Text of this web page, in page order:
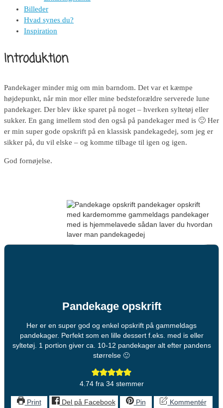
Billeder
Hvad synes du?
Inspiration
Introduktion
Pandekager minder mig om min barndom. Det var et kæmpe
højdepunkt, når min mor eller mine bedsteforældre serverede lune
pandekager. Der blev ikke sparet på noget – hverken syltetøj eller
sukker. En gang imellem stod den også på pandekager med is 🙂 Her
er min super gode opskrift på en klassisk pandekagedej, som jeg er
sikker på, du vil elske – og komme tilbage til igen og igen.
God fornøjelse.
Pandekage opskrift
Her er en super god og enkel opskrift på gammeldags
pandekager. Perfekt som en lille dessert f.eks. med is eller
syltetøj. 1 portion giver ca. 10-12 pandekager alt efter pandens
størrelse 🙂
4.74fra 34stemmer
Print Del på Facebook Pin Kommentér